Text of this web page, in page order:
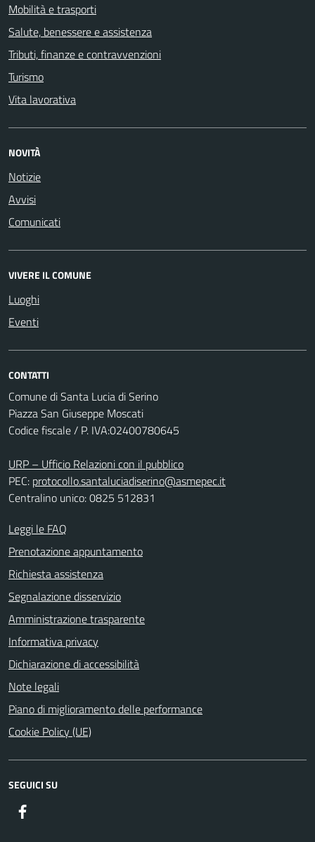
Mobilità e trasporti
Salute, benessere e assistenza
Tributi, finanze e contravvenzioni
Turismo
Vita lavorativa
NOVITÀ
Notizie
Avvisi
Comunicati
VIVERE IL COMUNE
Luoghi
Eventi
CONTATTI
Comune di Santa Lucia di Serino
Piazza San Giuseppe Moscati
Codice fiscale / P. IVA:02400780645
URP – Ufficio Relazioni con il pubblico
PEC: protocollo.santaluciadiserino@asmepec.it
Centralino unico: 0825 512831
Leggi le FAQ
Prenotazione appuntamento
Richiesta assistenza
Segnalazione disservizio
Amministrazione trasparente
Informativa privacy
Dichiarazione di accessibilità
Note legali
Piano di miglioramento delle performance
Cookie Policy (UE)
SEGUICI SU